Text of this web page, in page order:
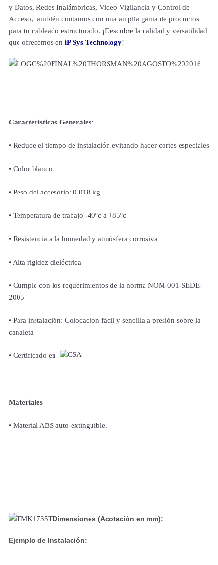
y Datos, Redes Inalámbricas, Video Vigilancia y Control de
Acceso, también contamos con una amplia gama de productos
para tu cableado estructurado. ¡Descubre la calidad y versatilidad
que ofrecemos en iP Sys Technology!
Caracteristicas Generales:
• Reduce el tiempo de instalación evitando hacer cortes especiales
• Color blanco
• Peso del accesorio: 0.018 kg
• Temperatura de trabajo -40ºc a +85ºc
• Resistencia a la humedad y atmósfera corrosiva
• Alta rigidez dieléctrica
• Cumple con los requerimientos de la norma NOM-001-SEDE-
2005
• Para instalación: Colocación fácil y sencilla a presión sobre la
canaleta
• Certificado en
Materiales
• Material ABS auto-extinguible.
Dimensiones (Acotación en mm):
Ejemplo de Instalación: